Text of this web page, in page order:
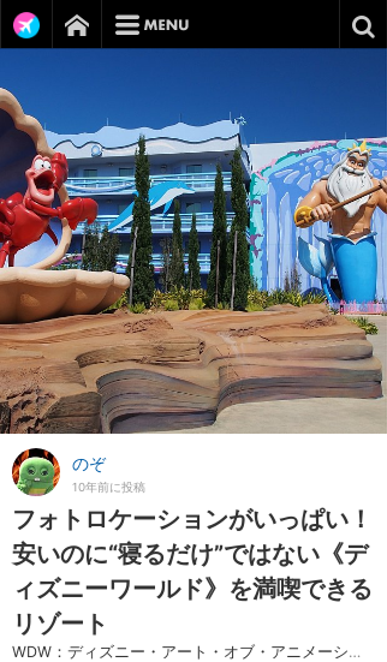
のぞ
10年前に投稿
フォトロケーションがいっぱい！
安いのに“寝るだけ”ではない《デ
ィズニーワールド》を満喫できる
リゾート
WDW：ディズニー・アート・オブ・アニメーション・リゾート